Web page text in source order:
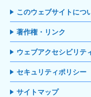
このウェブサイトにつ
著作権・リンク
ウェブアクセシビリテ
セキュリティポリシー
サイトマップ